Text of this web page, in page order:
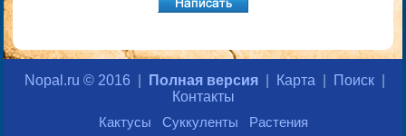
Nopal.ru © 2016 Полная версия Карта Поиск
Контакты
Кактусы
Суккуленты Растения